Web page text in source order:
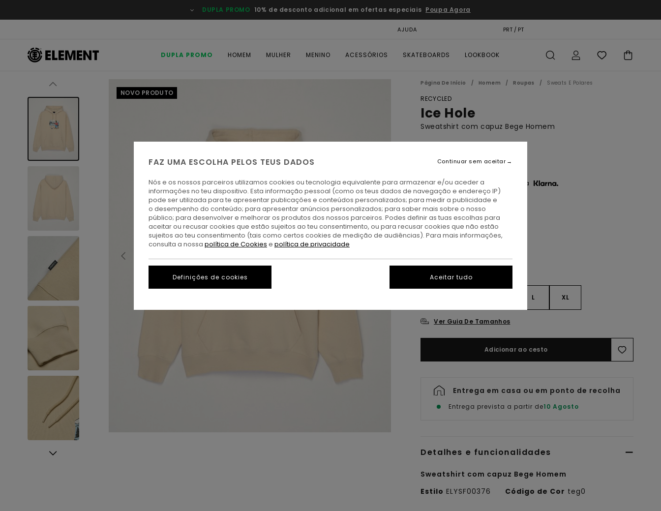
a
DUPLA PROMO 10% de desconto adicional em ofertas especiais Poupa Agora
AJUDA PRT / PT
DUPLA PROMO HOMEM MULHER MENINO ACESSÓRIOS SKATEBOARDS LOOKBOOK
NOVO PRODUTO
Página De Início Homem Roupas Sweats E Polares
RECYCLED
Ice Hole
Sweatshirt com capuz Bege Homem
€ 85,00
Paga 3 x € 28,33 sem juros com a
CorOat Milk
L XL
Ver Guia De Tamanhos
Adicionar ao cesto
Entrega em casa ou em ponto de recolha
Entrega prevista a partir de10 Agosto
Detalhes e funcionalidades
Sweatshirt com capuz Bege Homem
Estilo ELYSF00376 Código de Cor teg0
FAZ UMA ESCOLHA PELOS TEUS DADOS
Nós e os nossos parceiros utilizamos cookies ou tecnologia equivalente para armazenar e/ou aceder a
informações no teu dispositivo. Esta informação pessoal (como os teus dados de navegação e endereço IP)
pode ser utilizada para te apresentar publicações e conteúdos personalizados; para medir a publicidade e
o desempenho do conteúdo; para apresentar anúncios personalizados; para saber mais sobre o nosso
público; para desenvolver e melhorar os produtos dos nossos parceiros. Podes definir as tuas escolhas para
aceitar ou recusar cookies que estão sujeitos ao teu consentimento, ou para recusar cookies que não estão
sujeitos ao teu consentimento (tais como certos cookies de medição de audiências). Para mais informações,
consulta a nossa política de Cookies e política de privacidade
Definições de cookies
Continuar sem aceitar
Aceitar tudo